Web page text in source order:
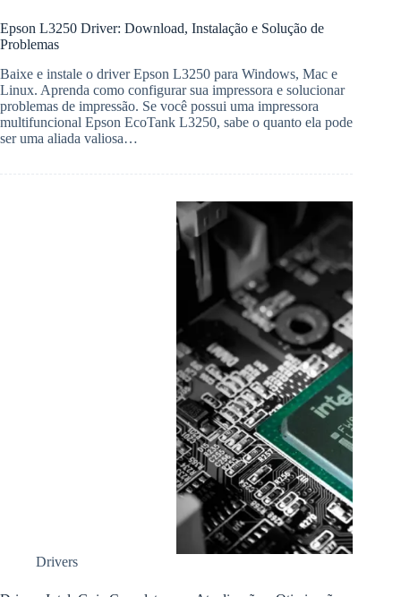
Epson L3250 Driver: Download, Instalação e Solução de
Problemas
Baixe e instale o driver Epson L3250 para Windows, Mac e
Linux. Aprenda como configurar sua impressora e solucionar
problemas de impressão. Se você possui uma impressora
multifuncional Epson EcoTank L3250, sabe o quanto ela pode
ser uma aliada valiosa…
Drivers